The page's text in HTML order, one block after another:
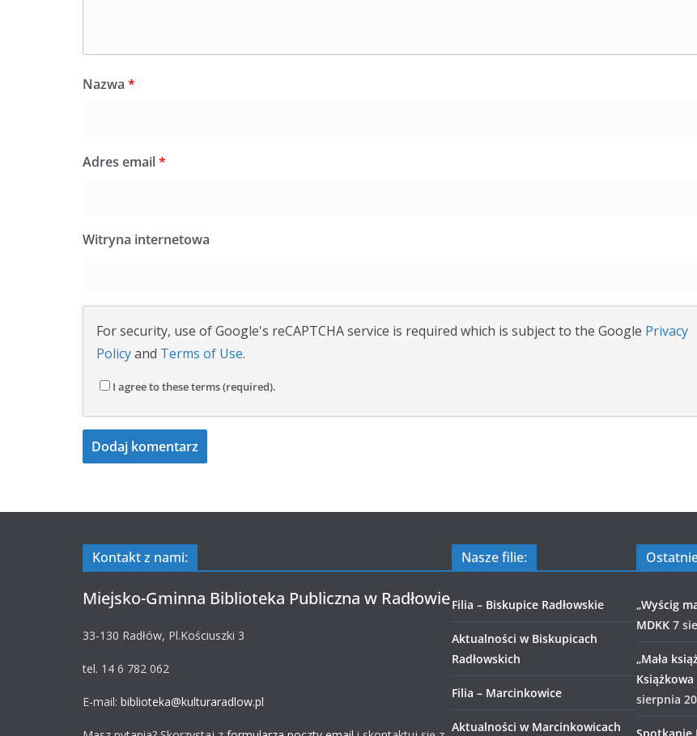
Nazwa *
Adres email*
Witryna internetowa
For security, use of Google's reCAPTCHA service is required which is subject to the Google Privacy
Policyand Terms of Use.
I agree to these terms (required).
Kontakt z nami:
Miejsko-Gminna Biblioteka Publiczna w Radłowie
33-130 Radłów, Pl.Kościuszki 3
tel. 14 6 782 062
E-mail: biblioteka@kulturaradlow.pl
Nasze filie:
Filia – Biskupice Radłowskie
Aktualności w Biskupicach
Radłowskich
Filia – Marcinkowice
Aktualności w Marcinkowicach
„Wyścig
MDKK 7
„Mała
sierpnia